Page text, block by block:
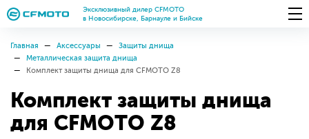
Эксклюзивный дилер CFMOTO
в Новосибирске, Барнауле и Бийске
Главная Аксессуары
Защиты днища
Металлическая защита днища
Комплект защиты днища для CFMOTO Z8
Комплект защиты днища
для CFMOTO Z8